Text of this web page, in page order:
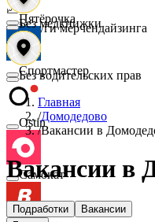
📈
Услуги мерчендайзинга
Пятёрочка
Спортмастер
Ostin
Самокат
Без медкнижки
Без водительских прав
Главная
/Домодедово
/Вакансии в
Вакансии в
Подработки
Вакансии